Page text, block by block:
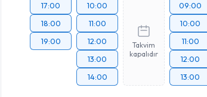
17:00
18:00
19:00
10:00
11:00
12:00
13:00
14:00
Takvim
kapalıdır
09:00
10:00
11:00
12:00
13:00